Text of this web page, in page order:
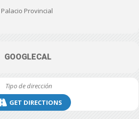
Provincial
GOOGLECAL
GET DIRECTIONS